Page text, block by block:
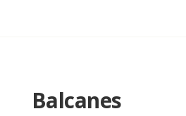
Balcanes